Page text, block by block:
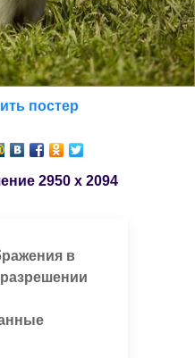
постер
2950 x 2094
в